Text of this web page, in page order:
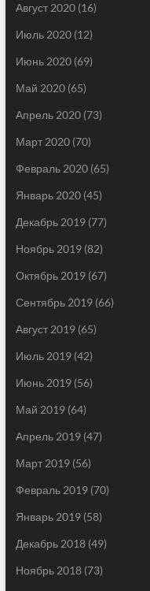
Август 2020(16)
Июль 2020(12)
Июнь 2020(69)
Май 2020(65)
Апрель 2020(73)
Март 2020(70)
Февраль 2020(65)
Январь 2020(45)
Декабрь 2019(77)
Ноябрь 2019(82)
Октябрь 2019(67)
Сентябрь 2019(66)
Август 2019(65)
Июль 2019(42)
Июнь 2019(56)
Май 2019(64)
Апрель 2019(47)
Март 2019(56)
Февраль 2019(70)
Январь 2019(58)
Декабрь 2018(49)
Ноябрь 2018(73)